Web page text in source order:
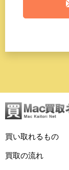
買い取れるもの
買取の流れ